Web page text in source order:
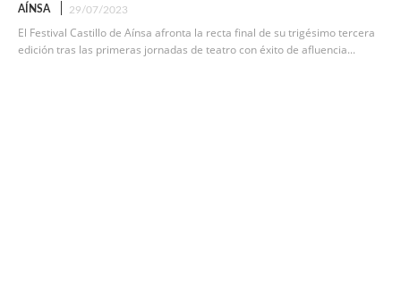
AÍNSA 29/07/2023
El Festival Castillo de Aínsa afronta la recta final de su trigésimo tercera
edición tras las primeras jornadas de teatro con éxito de afluencia...